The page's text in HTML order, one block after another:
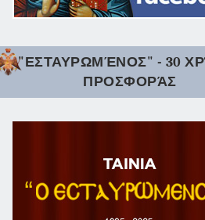
"ΕΣΤΑΥΡΩΜΈΝΟΣ" - 30
ΠΡΟΣΦΟΡΆΣ